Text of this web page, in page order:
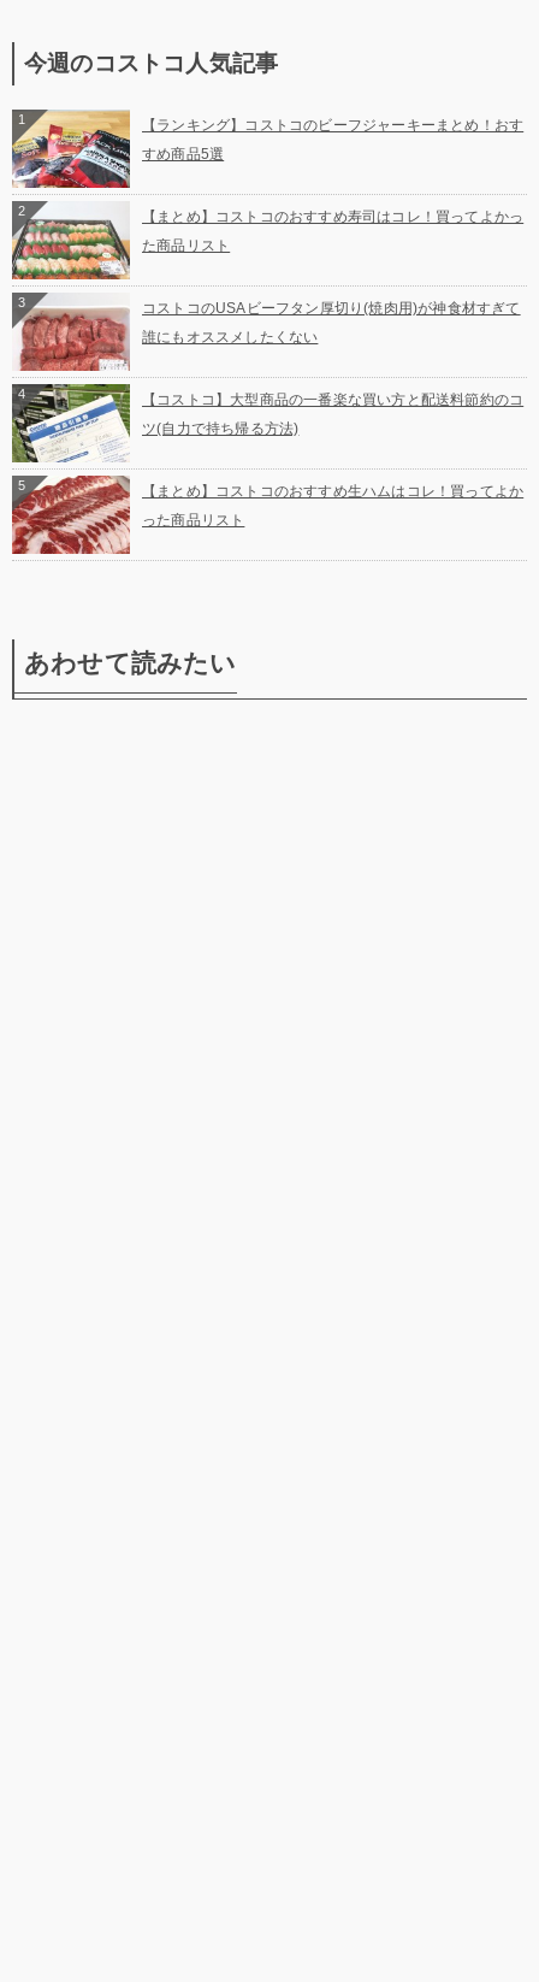
今週のコストコ人気記事
1
【ランキング】コストコのビーフジャーキーまとめ！おす
すめ商品5選
2
【まとめ】コストコのおすすめ寿司はコレ！買ってよかっ
た商品リスト
3
コストコのUSAビーフタン厚切り(焼肉用)が神食材すぎて
誰にもオススメしたくない
4
【コストコ】大型商品の一番楽な買い方と配送料節約のコ
ツ(自力で持ち帰る方法)
5
【まとめ】コストコのおすすめ生ハムはコレ！買ってよか
った商品リスト
あわせて読みたい